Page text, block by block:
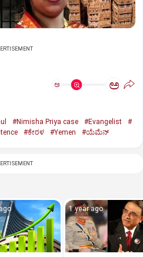
ಅ ಅ
#Nimisha Priya case #Evangelist
#
#ಕೇರಳ #Yemen #ಯೆಮೆನ್‌
1 year ago